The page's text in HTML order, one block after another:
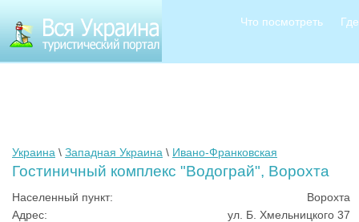
Что посмотреть
Украина \ Западная Украина \ Ивано-Франковская
Гостиничный комплекс "Водограй", Ворохта
Населенный пункт:
Ворохта
Адрес:
ул. Б. Хмельницкого 37